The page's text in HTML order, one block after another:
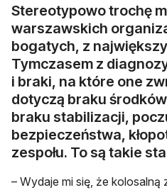
Stereotypowo trochę
warszawskich
bogatych, z
Tymczasem z
i braki, na które one
dotyczą braku środków
braku stabilizacji,
bezpieczeństwa,
zespołu. To są takie
– Wydaje mi się, że kolosalną